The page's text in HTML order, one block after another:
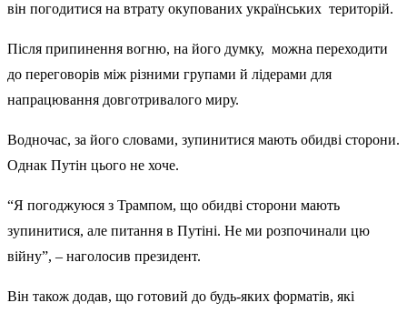
він погодитися на втрату окупованих українських територій.
Після припинення вогню, на його думку, можна переходити
до переговорів між різними групами й лідерами для
напрацювання довготривалого миру.
Водночас, за його словами, зупинитися мають обидві сторони.
Однак Путін цього не хоче.
“Я погоджуюся з Трампом, що обидві сторони мають
зупинитися, але питання в Путіні. Не ми розпочинали цю
війну”, – наголосив президент.
Він також додав, що готовий до будь-яких форматів, які